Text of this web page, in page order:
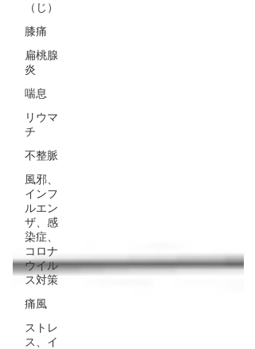
（じ）
膝痛
扁桃腺
炎
喘息
リウマ
チ
不整脈
風邪、
インフ
ルエン
ザ、感
染症、
コロナ
ウイル
ス対策
痛風
ストレ
ス、イ